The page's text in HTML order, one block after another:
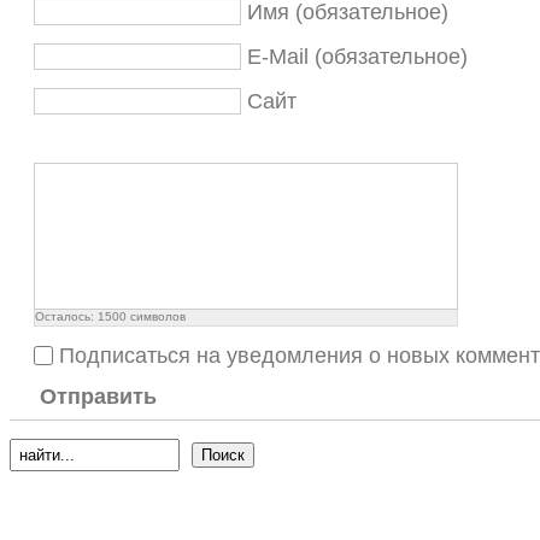
Имя (обязательное)
E-Mail (обязательное)
Сайт
Осталось: 1500 символов
Подписаться на уведомления о новых
Отправить